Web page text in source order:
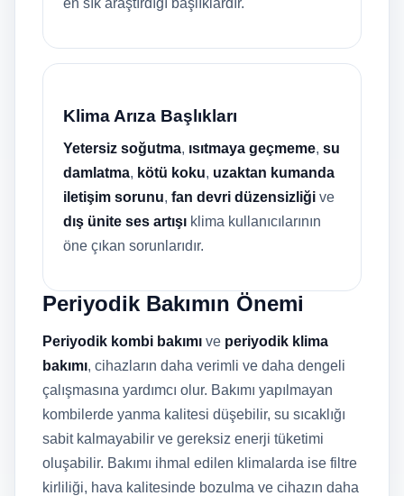
en sık araştırdığı başlıklardır.
Klima Arıza Başlıkları
Yetersiz soğutma, ısıtmaya geçmeme, su
damlatma, kötü koku, uzaktan kumanda
iletişim sorunu, fan devri düzensizliği ve
dış ünite ses artışı klima kullanıcılarının
öne çıkan sorunlarıdır.
Periyodik Bakımın Önemi
Periyodik kombi bakımı ve periyodik klima
bakımı, cihazların daha verimli ve daha dengeli
çalışmasına yardımcı olur. Bakımı yapılmayan
kombilerde yanma kalitesi düşebilir, su sıcaklığı
sabit kalmayabilir ve gereksiz enerji tüketimi
oluşabilir. Bakımı ihmal edilen klimalarda ise filtre
kirliliği, hava kalitesinde bozulma ve cihazın daha